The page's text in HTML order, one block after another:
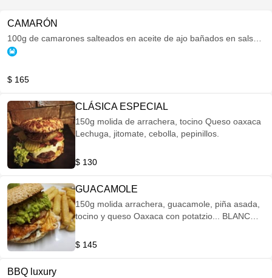
CAMARÓN
100g de camarones salteados en aceite de ajo bañados en salsa
de naranja picosita queso gouda gratinado, cebolla caramelizada y
$ 165
CLÁSICA ESPECIAL
150g molida de arrachera, tocino Queso oaxaca
Lechuga, jitomate, cebolla, pepinillos.
$ 130
GUACAMOLE
150g molida arrachera, guacamole, piña asada,
tocino y queso Oaxaca con potatzio... BLANCO,
$ 145
BBQ luxury